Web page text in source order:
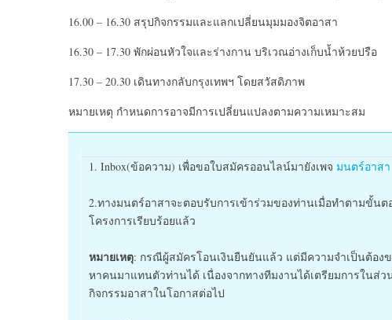
16.00 – 16.30 สรุปกิจกรรมและแลกเปลี่ยนมุมมองจิตอาสา
16.30 – 17.30 พักผ่อนหัวใจและร่างกาน บริเวณอ่างเก็บน้ำห้วยปรือ
17.30 – 20.30 เดินทางกลับกรุงเทพฯ โดยสวัสดิภาพ
หมายเหตุ กำหนดการอาจมีการเปลี่ยนแปลงตามความเหมาะสม
1. Inbox(ข้อความ) เพื่อขอใบสมัครออนไลน์มายังเพจ มนตร์อาสา
2.ทางมนตร์อาสาจะตอบรับการเข้าร่วมของท่านเมื่อทำตามขั้น
โครงการเรียบร้อยแล้ว
หมายเหตุ: กรณีผู้สมัครโอนเงินยืนยันแล้ว แต่มีความจำเป็นต้อ
หาคนมาแทนตัวท่านได้ เนื่องจากทางทีมงานได้เตรียมการใน
กิจกรรมอาสาในโอกาสต่อไป